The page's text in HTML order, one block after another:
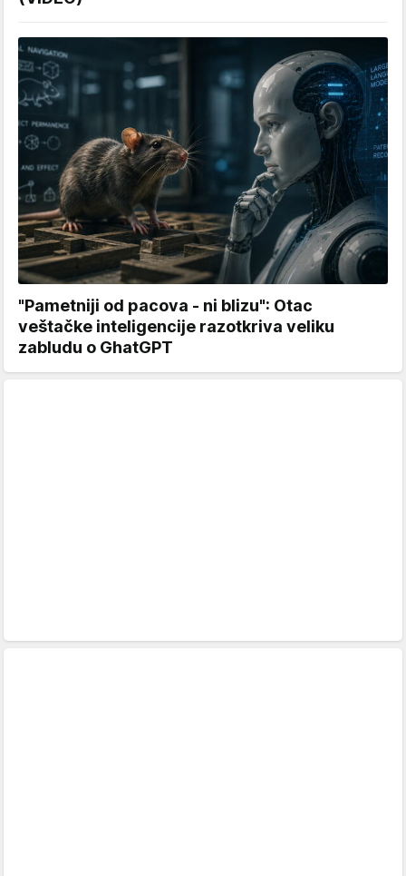
"Pametniji od pacova - ni blizu": Otac
veštačke inteligencije razotkriva veliku
zabludu o GhatGPT